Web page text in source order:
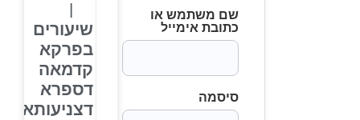
שם משתמש או
כתובת אימייל
סיסמה
שיעורים
בפרקא
קדמאה
דספרא
דצניעותא